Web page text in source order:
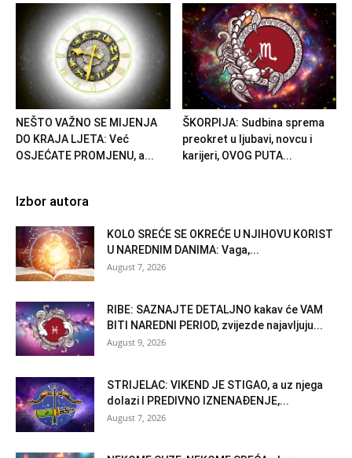
NEŠTO VAŽNO SE MIJENJA
DO KRAJA LJETA: Već
OSJEĆATE PROMJENU, a...
ŠKORPIJA: Sudbina sprema
preokret u ljubavi, novcu i
karijeri, OVOG PUTA...
Izbor autora
KOLO SREĆE SE OKREĆE U NJIHOVU KORIST
U NAREDNIM DANIMA: Vaga,...
August 7, 2026
RIBE: SAZNAJTE DETALJNO kakav će VAM
BITI NAREDNI PERIOD, zvijezde najavljuju...
August 9, 2026
STRIJELAC: VIKEND JE STIGAO, a uz njega
dolazi I PREDIVNO IZNENAĐENJE,...
August 7, 2026